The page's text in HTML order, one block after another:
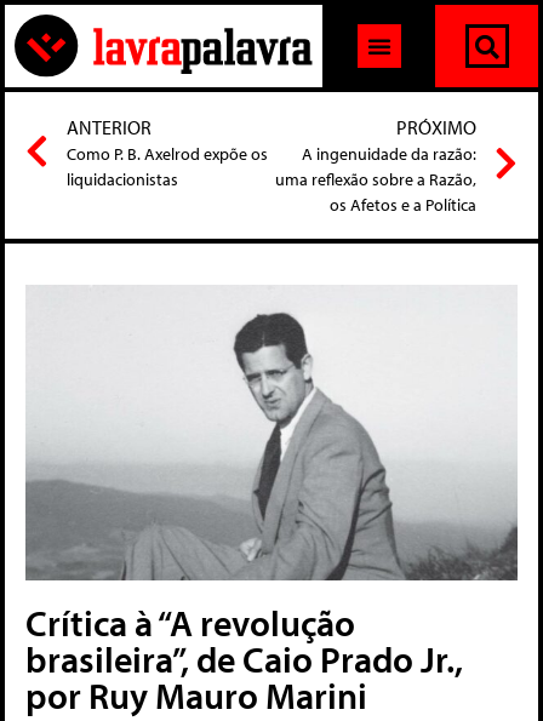
ANTERIOR
Como P. B. Axelrod expõe os
liquidacionistas
PRÓXIMO
A ingenuidade da razão:
uma reflexão sobre a Razão,
os Afetos e a Política
Crítica à “A revolução
brasileira”, de Caio Prado Jr.,
por Ruy Mauro Marini